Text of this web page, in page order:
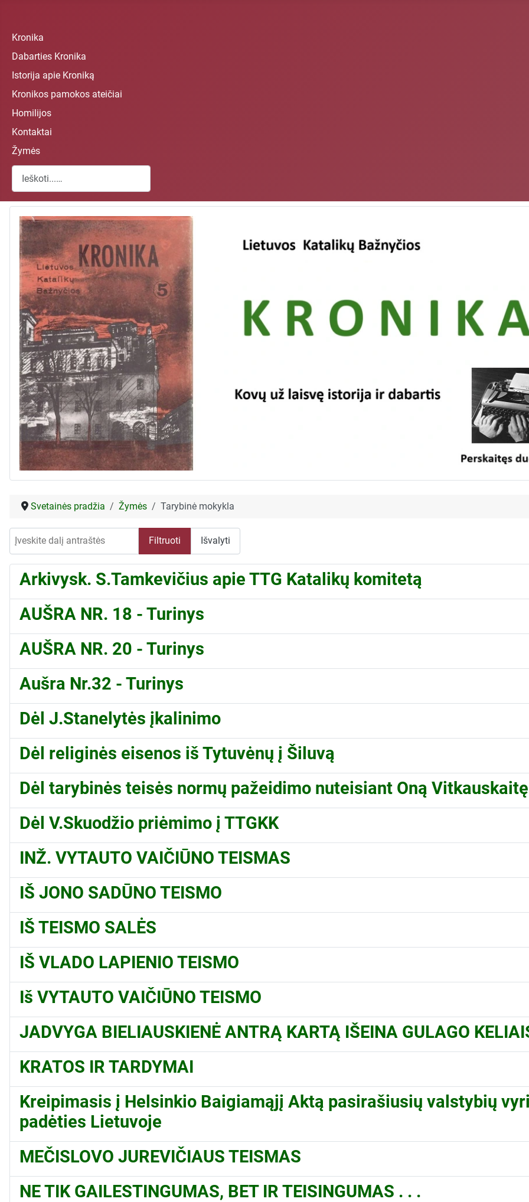
Kronika
Dabarties Kronika
Istorija apie Kroniką
Kronikos pamokos ateičiai
Homilijos
Kontaktai
Žymės
Paieška
Svetainės pradžia Žymės Tarybinė mokykla
Filtruoti Išvalyti
Arkivysk. S.Tamkevičius apie TTG Katalikų komitetą
AUŠRA NR. 18 - Turinys
AUŠRA NR. 20 - Turinys
Aušra Nr.32 - Turinys
Dėl J.Stanelytės įkalinimo
Dėl religinės eisenos iš Tytuvėnų į Šiluvą
Dėl tarybinės teisės normų pažeidimo nuteisiant Oną
Dėl V.Skuodžio priėmimo į TTGKK
INŽ. VYTAUTO VAIČIŪNO TEISMAS
IŠ JONO SADŪNO TEISMO
IŠ TEISMO SALĖS
IŠ VLADO LAPIENIO TEISMO
Iš VYTAUTO VAIČIŪNO TEISMO
JADVYGA BIELIAUSKIENĖ ANTRĄ KARTĄ IŠEINA GULAGO
KRATOS IR TARDYMAI
Kreipimasis į Helsinkio Baigiamąjį Aktą pasirašiusių valstybių
padėties Lietuvoje
MEČISLOVO JUREVIČIAUS TEISMAS
NE TIK GAILESTINGUMAS, BET IR TEISINGUMAS . . .